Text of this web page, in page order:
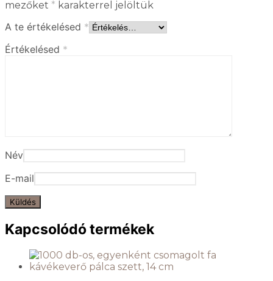
mezőket * karakterrel jelöltük
A te értékelésed *
Értékelésed *
Név
E-mail
Kapcsolódó termékek